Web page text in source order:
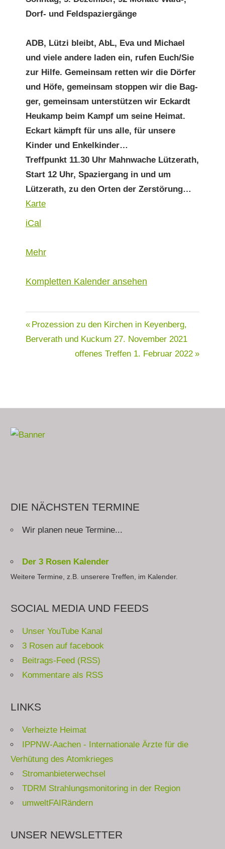
Dorf- und Feldspaziergänge
ADB, Lützi bleibt, AbL, Eva und Michael
und viele andere laden ein, rufen Euch/Sie
zur Hil­fe. Gemein­sam ret­ten wir die Dör­fer
und Höfe, gemein­sam stop­pen wir die Bag­
ger, gemein­sam unter­stützen wir Eckardt
Heukamp beim Kampf um seine Heimat.
Eckart kämpft für uns alle, für unsere
Kinder und Enkelkinder…
Tre­ff­punkt 11.30 Uhr Mah­nwache Lützerath,
Start 12 Uhr, Spazier­gang in und um
Lützerath, zu den Orten der Zerstörung…
KarteLützerath
iCal
Mehrüber
Kom­plet­ten Kalen­der ansehen
Beitragsnavigation
Prozession zu den Kirchen in Keyenberg,
Berverath und Kuckum 27. November 2021
offenes Treffen 1. Februar 2022
DIE NÄCHSTEN TERMINE
Wir planen neue Termine...
Der 3 Rosen Kalender
Weitere Termine, z.B. unserere Treffen, im Kalender.
SOCIAL MEDIA UND FEEDS
Unser YouTube Kanal
3 Rosen auf facebook
Beitrags-Feed (RSS)
Kommentare als RSS
LINKS
Verheizte Heimat
IPPNW-Aachen - Internationale Ärzte für die
Verhütung des Atomkrieges
Stromanbieterwechsel
TDRM Strahlungsmonitoring in der Region
umweltFAIRändern
UNSER NEWSLETTER